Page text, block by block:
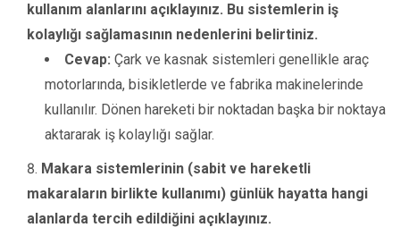
kullanım alanlarını açıklayınız. Bu sistemlerin iş
kolaylığı sağlamasının nedenlerini belirtiniz.
Cevap: Çark ve kasnak sistemleri genellikle araç
motorlarında, bisikletlerde ve fabrika makinelerinde
kullanılır. Dönen hareketi bir noktadan başka bir noktaya
aktararak iş kolaylığı sağlar.
Makara sistemlerinin (sabit ve hareketli
makaraların birlikte kullanımı) günlük hayatta hangi
alanlarda tercih edildiğini açıklayınız.